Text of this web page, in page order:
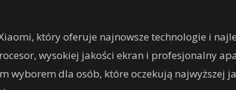
który oferuje najnowsze technologie i
wysokiej jakości ekran i profesjonalny
wyborem dla osób, które oczekują najwyższej